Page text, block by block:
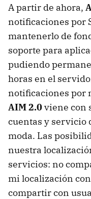
A partir de ahora,
notificaciones por
mantenerlo de
soporte para
pudiendo
horas en el
notificaciones por
AIM 2.0viene con
cuentas y servicio
moda. Las
nuestra
servicios: no
mi localización
compartir con